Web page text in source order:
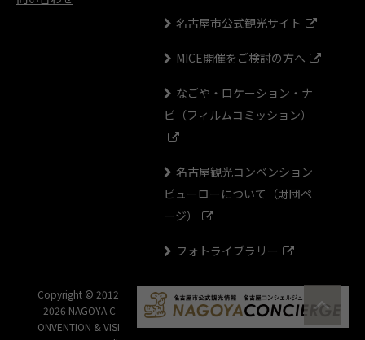
名古屋市公式観光サイト
MICE開催をご検討の方へ
なごや・ロケーション・ナ
ビ（フィルムコミッション）
名古屋観光コンベンション
ビューローについて（財団ペ
ージ）
フォトライブラリー
Copyright © 2012
- 2026 NAGOYA C
ONVENTION & VISI